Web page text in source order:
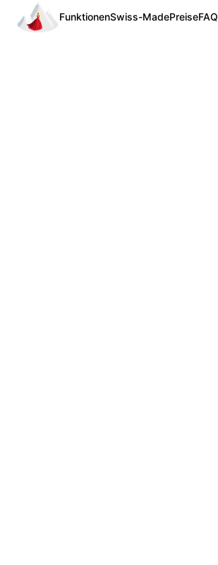
FunktionenSwiss-MadePreiseFAQ